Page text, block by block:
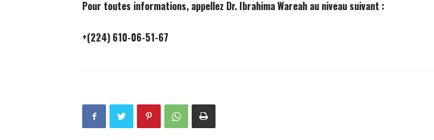
Pour toutes informations, appellez Dr. Ibrahima Wareah au niveau suivant :
+(224) 610-06-51-67